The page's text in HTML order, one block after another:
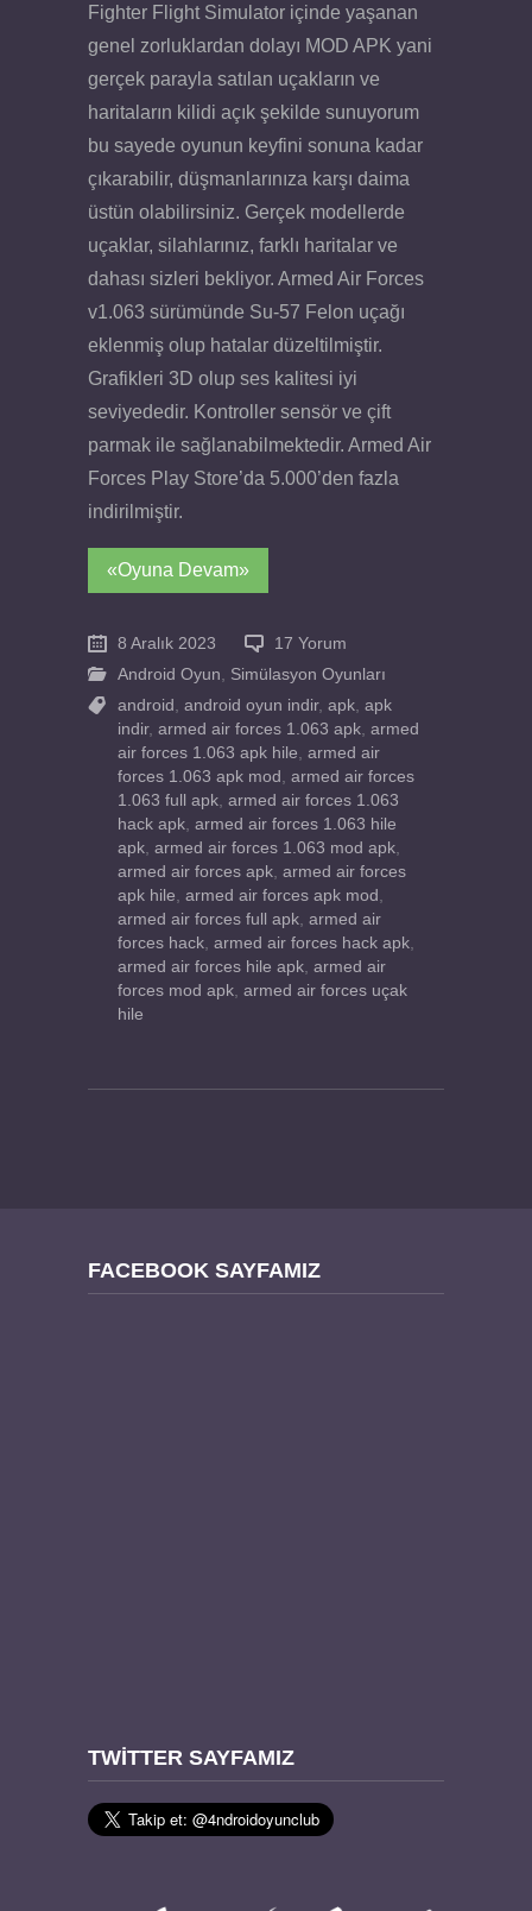
Fighter Flight Simulator içinde yaşanan
genel zorluklardan dolayı MOD APK yani
gerçek parayla satılan uçakların ve
haritaların kilidi açık şekilde sunuyorum
bu sayede oyunun keyfini sonuna kadar
çıkarabilir, düşmanlarınıza karşı daima
üstün olabilirsiniz. Gerçek modellerde
uçaklar, silahlarınız, farklı haritalar ve
dahası sizleri bekliyor. Armed Air Forces
v1.063 sürümünde Su-57 Felon uçağı
eklenmiş olup hatalar düzeltilmiştir.
Grafikleri 3D olup ses kalitesi iyi
seviyededir. Kontroller sensör ve çift
parmak ile sağlanabilmektedir. Armed Air
Forces Play Store’da 5.000’den fazla
indirilmiştir.
«Oyuna Devam»
8 Aralık 2023
17 Yorum
Android Oyun
Simülasyon Oyunları
android
android oyun indir, apk apk
indir, armed air forces 1.063 apk armed
air forces 1.063 apk hile armed air
forces 1.063 apk mod
armed air forces
1.063 full apk armed air forces 1.063
hack apk armed air forces 1.063 hile
apk armed air forces 1.063 mod apk
armed air forces apk armed air forces
apk hile armed air forces apk mod
armed air forces full apk armed air
forces hack armed air forces hack apk
armed air forces hile apk armed air
forces mod apk armed air forces uçak
hile
FACEBOOK SAYFAMIZ
TWITTER SAYFAMIZ